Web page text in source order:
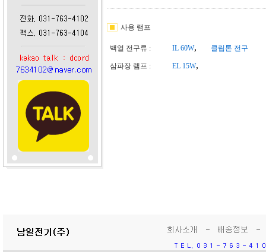
사용 램프
백열 전구류 : IL 60W, 클립톤 전구
삼파장 램프 : EL 15W,